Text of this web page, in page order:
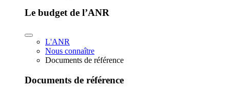
Le budget de l’ANR
L'ANR
Nous connaître
Documents de référence
Documents de référence